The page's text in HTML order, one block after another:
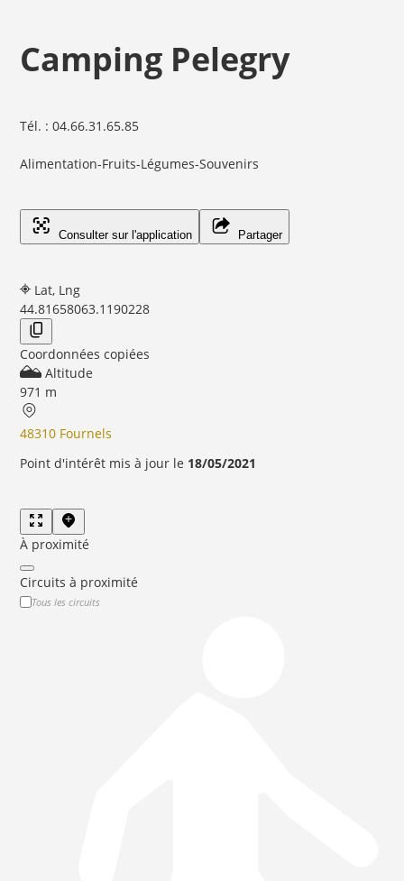
Camping Pelegry
Tél. : 04.66.31.65.85
Alimentation-Fruits-Légumes-Souvenirs
Consulter sur l'application Partager
Lat, Lng
44.81658063.1190228
Coordonnées copiées
Altitude
971 m
48310 Fournels
Point d'intérêt mis à jour le 18/05/2021
À proximité
Circuits à proximité
Tous les circuits